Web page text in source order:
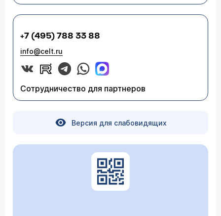
+7 (495) 788 33 88
info@celt.ru
Сотрудничество для партнеров
Версия для слабовидящих